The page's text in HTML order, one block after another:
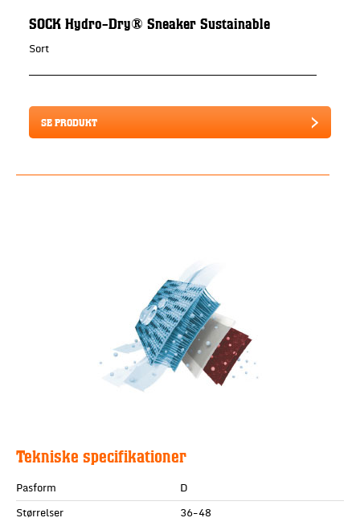
SOCK Hydro-Dry® Sneaker Sustainable
Sort
SE PRODUKT
Tekniske specifikationer
Pasform
D
Størrelser
36-48